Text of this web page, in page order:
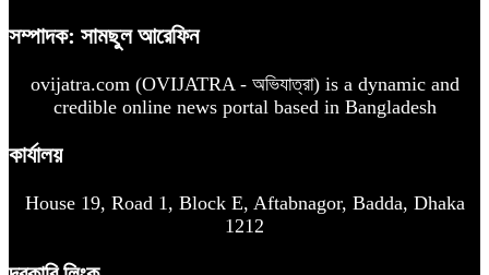
সম্পাদক: সামছুল আরেফিন
ovijatra.com (OVIJATRA - অভিযাত্রা) is a dynamic and
credible online news portal based in Bangladesh
কার্যালয়
House 19, Road 1, Block E, Aftabnagor, Badda, Dhaka
1212